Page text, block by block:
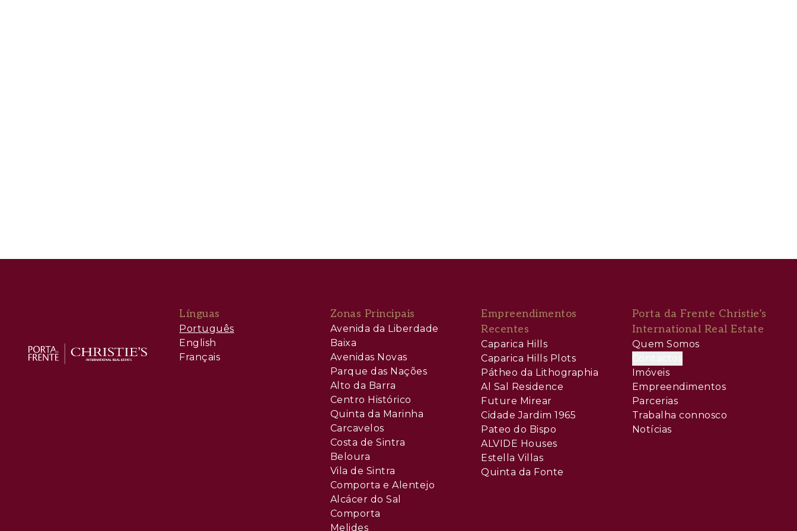
Línguas
Português
English
Français
Zonas Principais
Avenida da Liberdade
Baixa
Avenidas Novas
Parque das Nações
Alto da Barra
Centro Histórico
Quinta da Marinha
Carcavelos
Costa de Sintra
Beloura
Vila de Sintra
Comporta e Alentejo
Alcácer do Sal
Comporta
Melides
Empreendimentos
Recentes
Caparica Hills
Caparica Hills Plots
Pátheo da Lithographia
Al Sal Residence
Future Mirear
Cidade Jardim 1965
Pateo do Bispo
ALVIDE Houses
Estella Villas
Quinta da Fonte
Porta da Frente Christie’s
International Real Estate
Quem Somos
Imóveis
Empreendimentos
Parcerias
Trabalha connosco
Notícias